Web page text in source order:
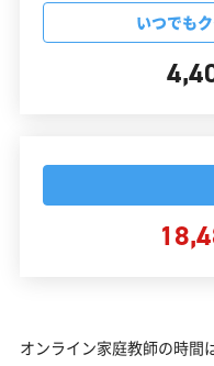
いつでも
オンライン家庭教師の時間